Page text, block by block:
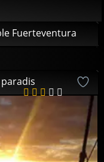
Fuerteventura